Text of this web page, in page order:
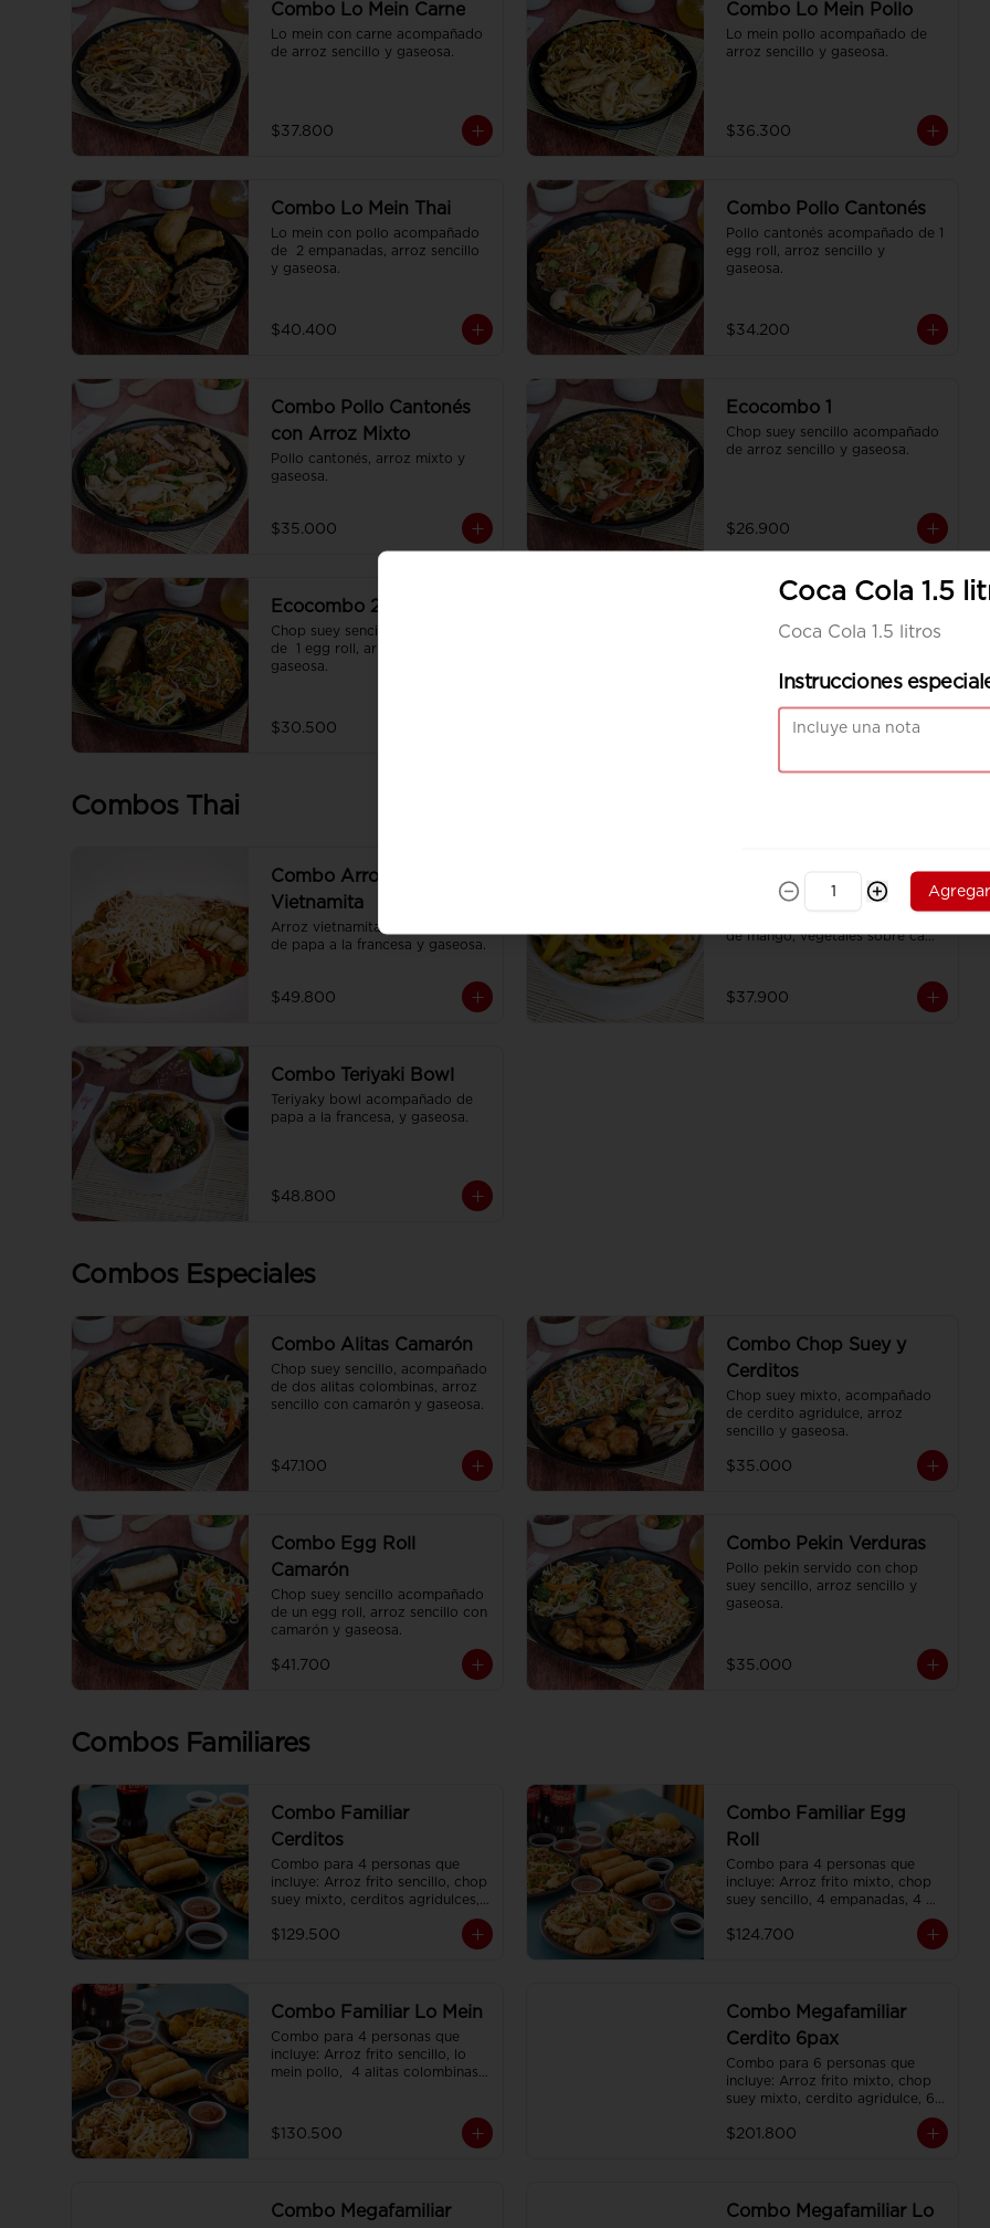
Combo Lo Mein Carne
Lo mein con carne acompañado
de arroz sencillo y gaseosa.
$37.800
Combo Lo Mein Pollo
Lo mein pollo acompañado de
arroz sencillo y gaseosa.
$36.300
Combo Lo Mein Thai
Lo mein con pollo acompañado
de  2 empanadas, arroz sencillo
y gaseosa.
$40.400
Combo Pollo Cantonés
Pollo cantonés acompañado de 1
egg roll, arroz sencillo y
gaseosa.
$34.200
Combo Pollo Cantonés
con Arroz Mixto
Pollo cantonés, arroz mixto y
gaseosa.
$35.000
Ecocombo 1
Chop suey sencillo acompañado
de arroz sencillo y gaseosa.
$26.900
Ecocombo 2
Chop suey sencillo acompañado
de  1 egg roll, arroz sencillo y
gaseosa.
$30.500
Combos Thai
Combo Arroz
Vietnamita
Arroz vietnamita acompañado
de papa a la francesa y gaseosa.
$49.800
Combo Mango Chicken
Julianas de pollo salteadas al
de mango, vegetales sobre cama
francesa y gaseosa.
$37.900
Combo Teriyaki Bowl
Teriyaky bowl acompañado de
papa a la francesa, y gaseosa.
$48.800
Combos Especiales
Combo Alitas Camarón
Chop suey sencillo, acompañado
de dos alitas colombinas, arroz
sencillo con camarón y gaseosa.
$47.100
Combo Chop Suey y
Cerditos
Chop suey mixto, acompañado
de cerdito agridulce, arroz
sencillo y gaseosa.
$35.000
Combo Egg Roll
Camarón
Chop suey sencillo acompañado
de un egg roll, arroz sencillo con
camarón y gaseosa.
$41.700
Combo Pekin Verduras
Pollo pekin servido con chop
suey sencillo, arroz sencillo y
gaseosa.
$35.000
Combos Familiares
Combo Familiar
Cerditos
Combo para 4 personas que
incluye: Arroz frito sencillo, chop
suey mixto, cerditos agridulces,
sirven en plato individual.
$129.500
Combo Familiar Egg
Roll
Combo para 4 personas que
incluye: Arroz frito mixto, chop
suey sencillo, 4 empanadas, 4
egg roll, 4 gaseosas, servido en
plato individual
$124.700
Combo Familiar Lo Mein
Combo para 4 personas que
incluye: Arroz frito sencillo, lo
mein pollo,  4 alitas colombinas,
$130.500
Combo Megafamiliar
Cerdito 6pax
Combo para 6 personas que
incluye: Arroz frito mixto, chop
suey mixto, cerdito agridulce, 6
egg roll,y 6 gaseosas. Servidos
en platos individuales.
$201.800
Combo Megafamiliar Combo Megafamiliar Lo
Coca Cola 1.5
Coca Cola 1.5 litros
Instrucciones
Agregar